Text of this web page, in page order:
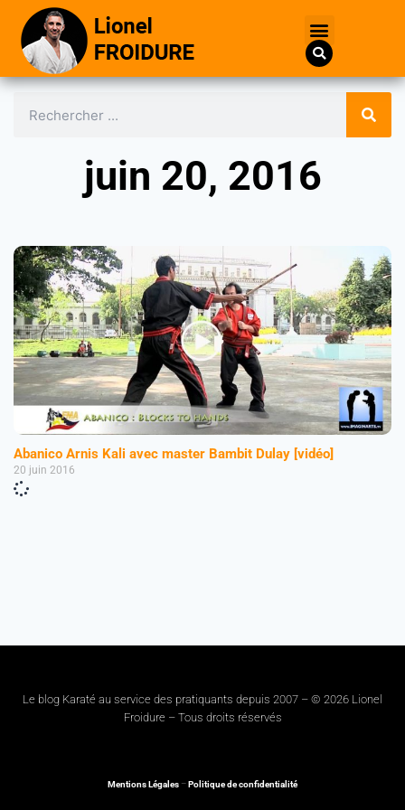
juin 20, 2016
Abanico Arnis Kali avec master Bambit Dulay [vidéo]
20 juin 2016
Le blog Karaté au service des pratiquants depuis 2007 – © 2026 Lionel
Froidure – Tous droits réservés
Mentions Légales –Politique de confidentialité